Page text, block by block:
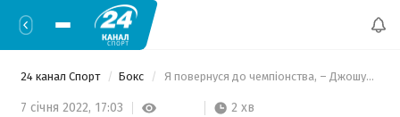
24 канал Спорт Бокс Я повернуся до чемпіонства, – Джошуа назвав умови, за яких зможе перемогти Усика у реванші
7 січня 2022, 17:03 2 хв